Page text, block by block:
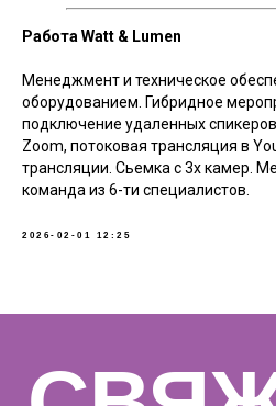
Работа Watt & Lumen
Менеджмент и техническое
оборудованием. Гибридное
подключение удаленных
Zoom, потоковая трансляция в
трансляции. Сьемка с 3х камер.
команда из 6-ти специалистов.
2026-02-01 12:25
С НАМИ
8 (812) 640-